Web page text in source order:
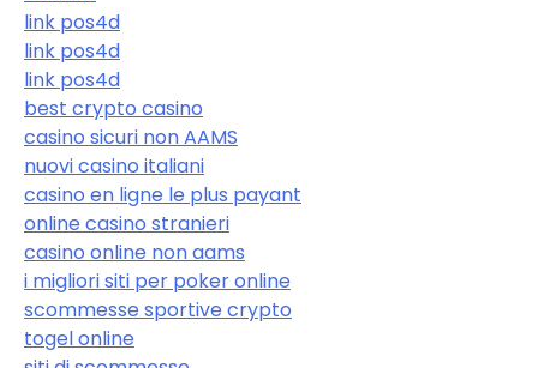
link pos4d
link pos4d
link pos4d
best crypto casino
casino sicuri non AAMS
nuovi casino italiani
casino en ligne le plus payant
online casino stranieri
casino online non aams
i migliori siti per poker online
scommesse sportive crypto
togel online